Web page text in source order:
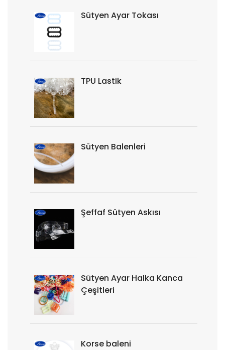
Sütyen Ayar Tokası
TPU Lastik
Sütyen Balenleri
Şeffaf Sütyen Askısı
Sütyen Ayar Halka Kanca
Çeşitleri
Korse baleni